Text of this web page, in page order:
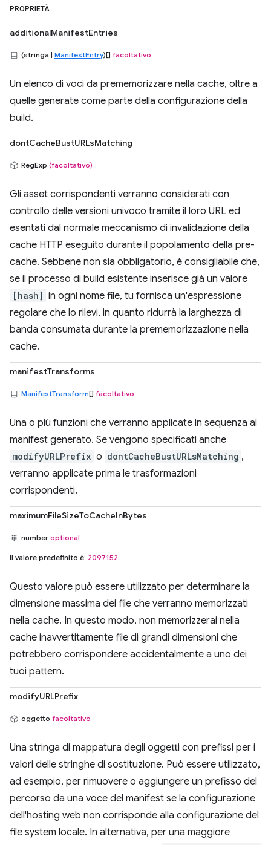
PROPRIETÀ
additionalManifestEntries
(stringa | ManifestEntry)[] facoltativo
Un elenco di voci da prememorizzare nella cache, oltre a
quelle generate come parte della configurazione della
build.
dontCacheBustURLsMatching
RegExp (facoltativo)
Gli asset corrispondenti verranno considerati con
controllo delle versioni univoco tramite il loro URL ed
esentati dal normale meccanismo di invalidazione della
cache HTTP eseguito durante il popolamento della pre-
cache. Sebbene non sia obbligatorio, è consigliabile che,
se il processo di build esistente inserisce già un valore
[hash] in ogni nome file, tu fornisca un'espressione
regolare che lo rilevi, in quanto ridurrà la larghezza di
banda consumata durante la prememorizzazione nella
cache.
manifestTransforms
ManifestTransform[] facoltativo
Una o più funzioni che verranno applicate in sequenza al
manifest generato. Se vengono specificati anche
modifyURLPrefix o dontCacheBustURLsMatching ,
verranno applicate prima le trasformazioni
corrispondenti.
maximumFileSizeToCacheInBytes
number optional
Il valore predefinito è: 2097152
Questo valore può essere utilizzato per determinare la
dimensione massima dei file che verranno memorizzati
nella cache. In questo modo, non memorizzerai nella
cache inavvertitamente file di grandi dimensioni che
potrebbero corrispondere accidentalmente a uno dei
tuoi pattern.
modifyURLPrefix
oggetto facoltativo
Una stringa di mappatura degli oggetti con prefissi per i
valori delle stringhe di sostituzione. Può essere utilizzato,
ad esempio, per rimuovere o aggiungere un prefisso del
percorso da una voce del manifest se la configurazione
dell'hosting web non corrisponde alla configurazione del
file system locale. In alternativa, per una maggiore